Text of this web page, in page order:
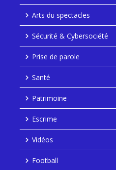
Arts du spectacles
Sécurité & Cybersociété
Prise de parole
Santé
Patrimoine
Escrime
Vidéos
Football